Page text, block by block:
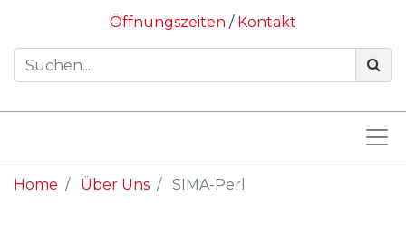
Öffnungszeiten / Kontakt
Home Über Uns SIMA-Perl